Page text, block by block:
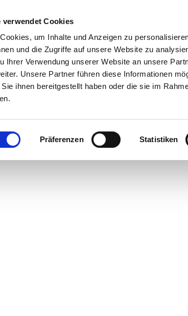
verwendet Cookies
um Inhalte und Anzeigen zu
und die Zugriffe auf unsere Website zu
Ihrer Verwendung unserer Website an unsere
Unsere Partner führen diese Informationen
ihnen bereitgestellt haben oder die sie im
Präferenzen Statistiken